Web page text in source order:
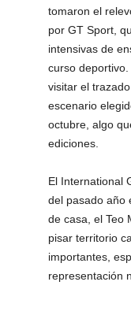
tomaron el
por GT Sport,
intensivas de
curso
visitar el
escenario
octubre, algo
ediciones.
El International
del pasado año
de casa, el Teo
pisar territorio
importantes,
representación